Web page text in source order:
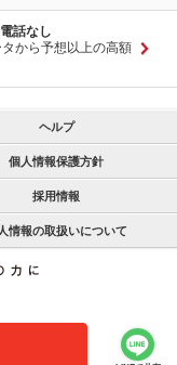
話なし
から予想以上の高額
ヘルプ
個人情報保護方針
採用情報
情報の取扱いについて